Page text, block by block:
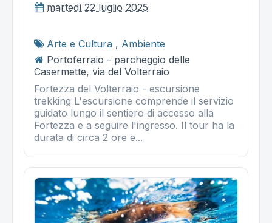
martedì 22 luglio 2025
Arte e Cultura , Ambiente
Portoferraio - parcheggio delle
Casermette, via del Volterraio
Fortezza del Volterraio - escursione
trekking L'escursione comprende il servizio
guidato lungo il sentiero di accesso alla
Fortezza e a seguire l'ingresso. Il tour ha la
durata di circa 2 ore e...